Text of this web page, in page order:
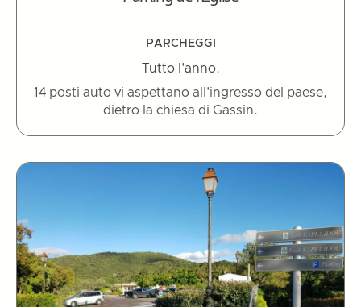
PARCHEGGI
Tutto l'anno.
14 posti auto vi aspettano all'ingresso del paese,
dietro la chiesa di Gassin.